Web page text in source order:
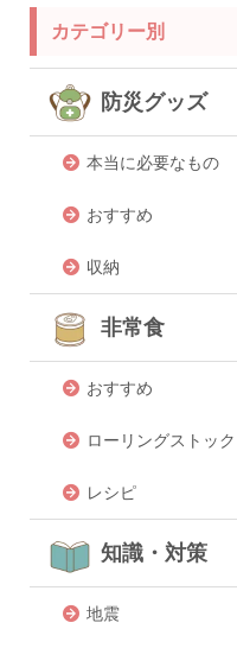
カテゴリー別
防災グッズ
本当に必要なもの
おすすめ
収納
非常食
おすすめ
ローリングストック
レシピ
知識・対策
地震